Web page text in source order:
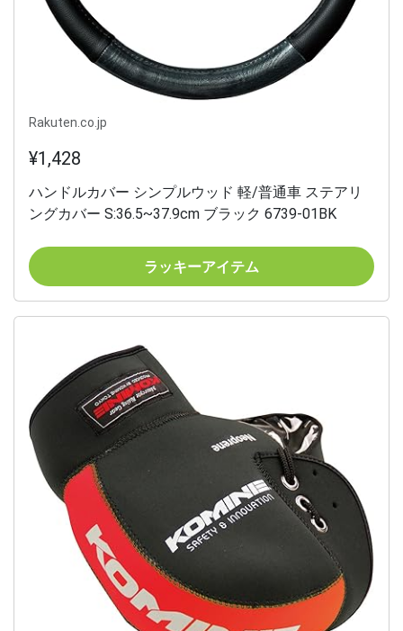
Rakuten.co.jp
¥1,428
ハンドルカバー シンプルウッド 軽/普通車 ステアリ
ングカバー S:36.5~37.9cm ブラック 6739-01BK
ラッキーアイテム